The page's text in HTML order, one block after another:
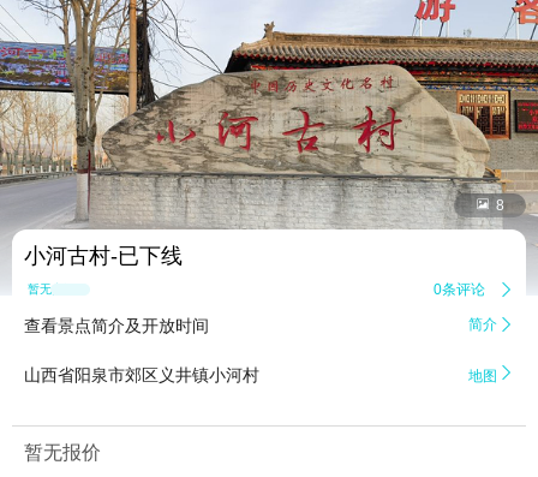
 8
小河古村-已下线
暂无点评 0条评论 
查看景点简介及开放时间 简介 
山西省阳泉市郊区义井镇小河村 地图 
暂无报价
